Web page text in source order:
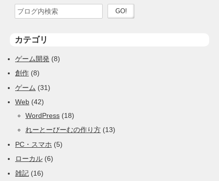
検索ワードを入力 検索を実行
カテゴリ
ゲーム開発 (8)
創作 (8)
ゲーム (31)
Web (42)
WordPress (18)
れーとーびーむの作り方 (13)
PC・スマホ (5)
ローカル (6)
雑記 (16)